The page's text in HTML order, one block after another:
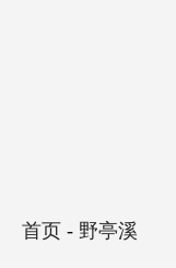
首页 - 野亭溪